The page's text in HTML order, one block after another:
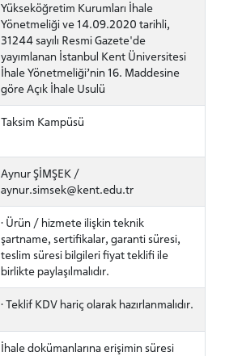
Yükseköğretim Kurumları İhale
Yönetmeliği ve 14.09.2020 tarihli,
31244 sayılı Resmi Gazete'de
yayımlanan İstanbul Kent Üniversitesi
İhale Yönetmeliği’nin 16. Maddesine
göre Açık İhale Usulü
Taksim Kampüsü
Aynur ŞİMŞEK /
aynur.simsek@kent.edu.tr
· Ürün / hizmete ilişkin teknik
şartname, sertifikalar, garanti süresi,
teslim süresi bilgileri fiyat teklifi ile
birlikte paylaşılmalıdır.
· Teklif KDV hariç olarak hazırlanmalıdır.
İhale dokümanlarına erişimin süresi